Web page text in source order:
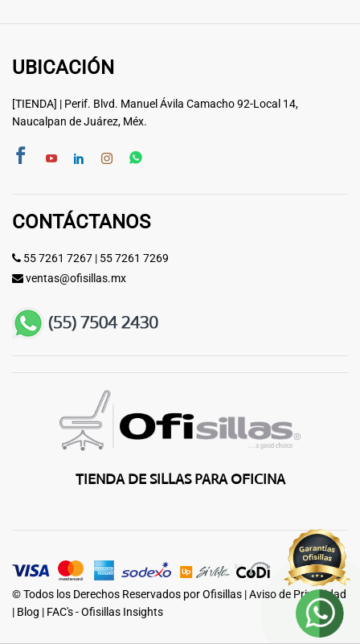
UBICACIÓN
[TIENDA] | Perif. Blvd. Manuel Ávila Camacho 92-Local 14,
Naucalpan de Juárez, Méx.
CONTÁCTANOS
55 7261 7267 | 55 7261 7269
ventas@ofisillas.mx
TIENDA DE SILLAS PARA OFICINA
© Todos los Derechos Reservados por Ofisillas |Aviso de Privacidad
| Blog | FAC's - Ofisillas Insights